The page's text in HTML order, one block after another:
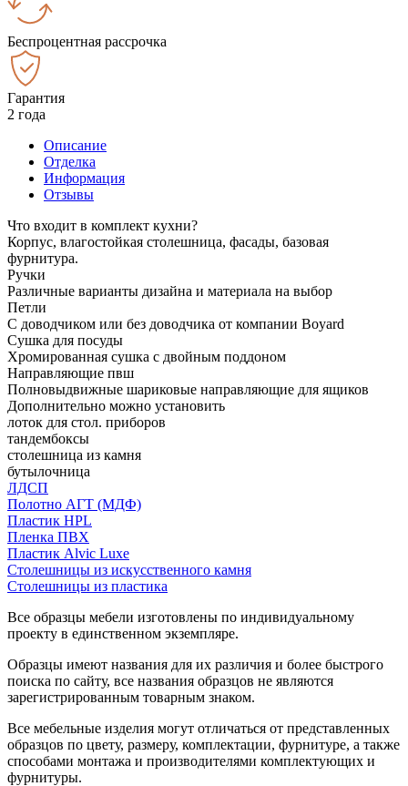
Беспроцентная рассрочка
Гарантия
2 года
Описание
Отделка
Информация
Отзывы
Что входит в комплект кухни?
Корпус, влагостойкая столешница, фасады, базовая
фурнитура.
Ручки
Различные варианты дизайна и материала на выбор
Петли
С доводчиком или без доводчика от компании Boyard
Сушка для посуды
Хромированная сушка с двойным поддоном
Направляющие пвш
Полновыдвижные шариковые направляющие для ящиков
Дополнительно можно установить
лоток для стол. приборов
тандембоксы
столешница из камня
бутылочница
ЛДСП
Полотно АГТ (МДФ)
Пластик HPL
Пленка ПВХ
Пластик Alvic Luxe
Столешницы из искусственного камня
Столешницы из пластика
Все образцы мебели изготовлены по индивидуальному
проекту в единственном экземпляре.
Образцы имеют названия для их различия и более быстрого
поиска по сайту, все названия образцов не являются
зарегистрированным товарным знаком.
Все мебельные изделия могут отличаться от представленных
образцов по цвету, размеру, комплектации, фурнитуре, а также
способами монтажа и производителями комплектующих и
фурнитуры.